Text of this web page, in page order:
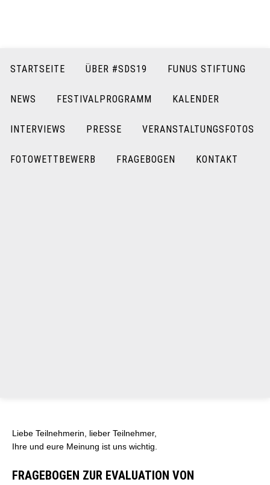
STARTSEITE ÜBER #SDS19 FUNUS STIFTUNG
NEWS FESTIVALPROGRAMM KALENDER
INTERVIEWS PRESSE VERANSTALTUNGSFOTOS
FOTOWETTBEWERB FRAGEBOGEN KONTAKT
Liebe Teilnehmerin, lieber Teilnehmer,
Ihre und eure Meinung ist uns wichtig.
FRAGEBOGEN ZUR EVALUATION VON